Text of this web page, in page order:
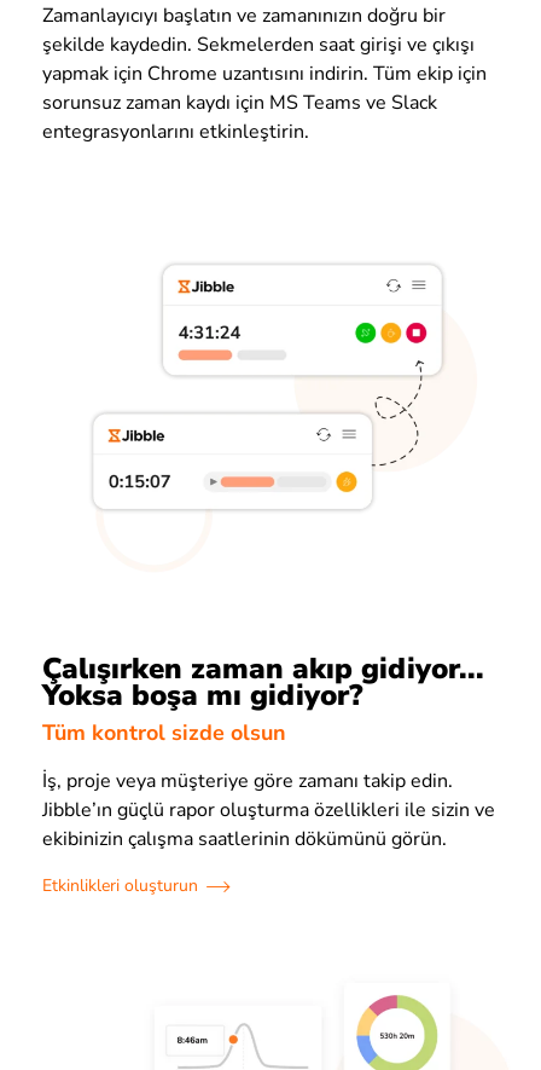
Zamanlayıcıyı başlatın ve zamanınızın doğru bir
şekilde kaydedin. Sekmelerden saat girişi ve çıkışı
yapmak için Chrome uzantısını indirin. Tüm ekip için
sorunsuz zaman kaydı için MS Teams ve Slack
entegrasyonlarını etkinleştirin.
Çalışırken zaman akıp gidiyor...
Yoksa boşa mı gidiyor?
Tüm kontrol sizde olsun
İş, proje veya müşteriye göre zamanı takip edin.
Jibble’ın güçlü rapor oluşturma özellikleri ile sizin ve
ekibinizin çalışma saatlerinin dökümünü görün.
Etkinlikleri oluşturun